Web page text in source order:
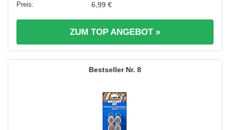
6,99 €
ZUM TOP ANGEBOT »
8